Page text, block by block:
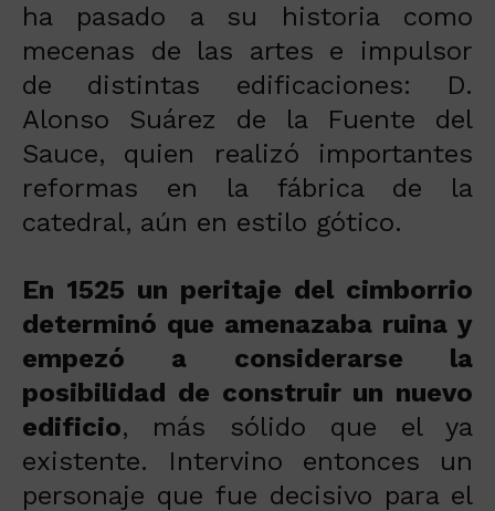
ha pasado a su historia como
mecenas de las artes e impulsor
de distintas edificaciones: D.
Alonso Suárez de la Fuente del
Sauce, quien realizó importantes
reformas en la fábrica de la
catedral, aún en estilo gótico.
En 1525 un peritaje del cimborrio
determinó que amenazaba ruina y
empezó a considerarse la
posibilidad de construir un nuevo
edificio, más sólido que el ya
existente. Intervino entonces un
personaje que fue decisivo para el